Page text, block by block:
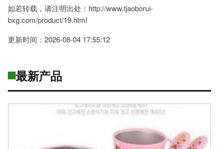
如若转载，请注明出处：http://www.tjaoborui-
bxg.com/product/19.html
更新时间：2026-08-04 17:55:12
最新产品